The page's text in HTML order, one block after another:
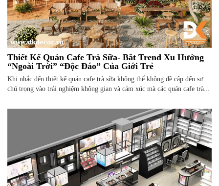
Thiết Kế Quán Cafe Trà Sữa- Bắt Trend Xu Hướng
“Ngoài Trời” “Độc Đáo” Của Giới Trẻ
Khi nhắc đến thiết kế quán cafe trà sữa không thể không đề cập đến sự
chú trọng vào trải nghiệm không gian và cảm xúc mà các quán cafe trà...